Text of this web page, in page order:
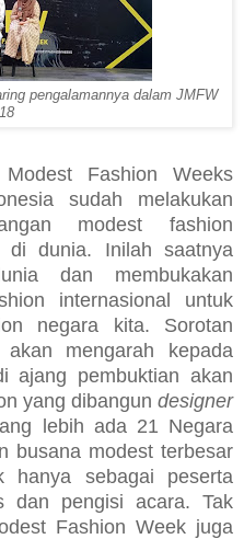
pengalamannya dalam JMFW
Fashion Weeks
sudah melakukan
modest fashion
di dunia. Inilah saatnya
dan membukakan
internasional untuk
negara kita. Sorotan
mengarah kepada
ajang pembuktian akan
yang dibangun designer
lebih ada 21 Negara
busana modest terbesar
sebagai peserta
dan pengisi acara. Tak
Fashion Week juga